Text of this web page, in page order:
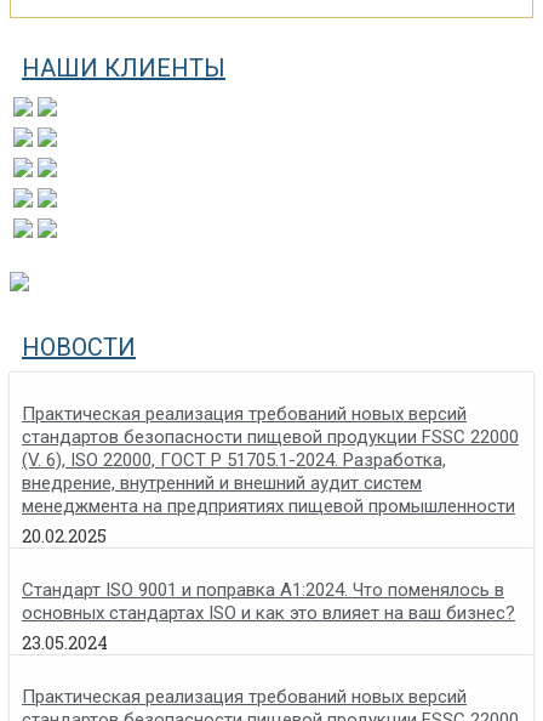
НАШИ КЛИЕНТЫ
НОВОСТИ
Практическая реализация требований новых версий
стандартов безопасности пищевой продукции FSSC 22000
(V. 6), ISO 22000, ГОСТ Р 51705.1-2024. Разработка,
внедрение, внутренний и внешний аудит систем
менеджмента на предприятиях пищевой промышленности
20.02.2025
Стандарт ISO 9001 и поправка A1:2024. Что поменялось в
основных стандартах ISO и как это влияет на ваш бизнес?
23.05.2024
Практическая реализация требований новых версий